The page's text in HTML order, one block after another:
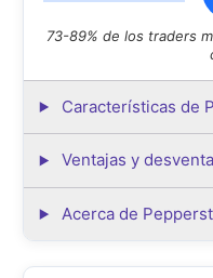
mejores
con
¿Cómo
mejores
empezar
73-89% de los traders
Características de
Ventajas y
Acerca de